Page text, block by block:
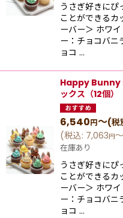
うさぎ好きにぴ
ことができるカ
ーバー＞ ホワ
ー：チョコバニ
ョコ …
Happy Bunny
ックス（12個）
6,540円～(税
(税込: 7,063円～
在庫あり
うさぎ好きにぴ
ことができるカ
ーバー＞ ホワ
ー：チョコバニ
ョコ …